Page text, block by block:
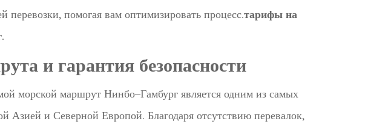
перевозки, помогая вам оптимизировать процесс.тарифы на
.
и гарантия безопасности
морской маршрут Нинбо–Гамбург является одним из самых
Азией и Северной Европой. Благодаря отсутствию перевалок,